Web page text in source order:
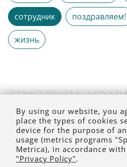
сотрудник поздравляем!
жизнь
сожалеем, но
(на выбранное
By using our website, you
place the types of cookies
device for the purpose of
usage (metrics programs
Metrica), in accordance
"Privacy Policy".